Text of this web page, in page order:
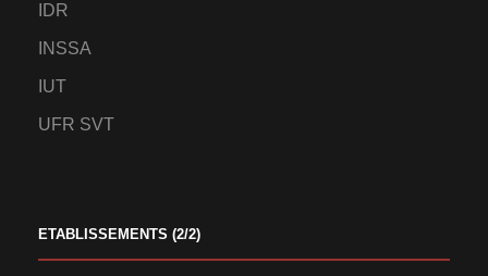
IDR
INSSA
IUT
UFR SVT
ETABLISSEMENTS (2/2)